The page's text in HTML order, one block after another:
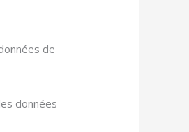
de
données